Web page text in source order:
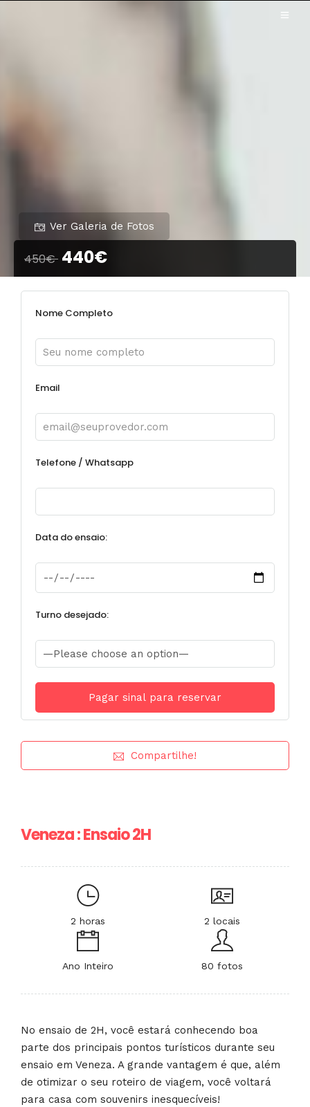
Ver Galeria de Fotos
450€ 440€
Nome Completo
Email
Telefone / Whatsapp
Data do ensaio:
Turno desejado:
Compartilhe!
Veneza : Ensaio 2H
2 horas 2 locais
Ano Inteiro 80 fotos
No ensaio de 2H, você estará conhecendo boa
parte dos principais pontos turísticos durante seu
ensaio em Veneza. A grande vantagem é que, além
de otimizar o seu roteiro de viagem, você voltará
para casa com souvenirs inesquecíveis!